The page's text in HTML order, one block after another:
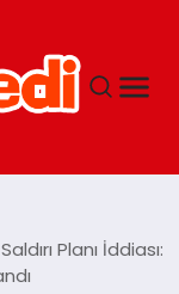
Planı İddiası: